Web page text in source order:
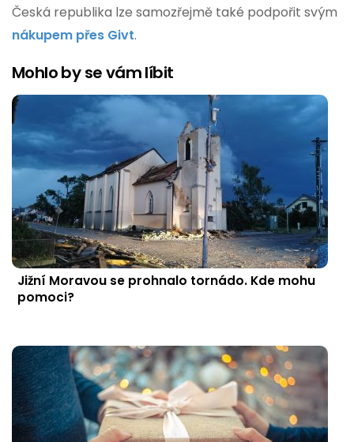
Česká republika lze samozřejmě také podpořit svým
nákupem přes Givt.
Mohlo by se vám líbit
Jižní Moravou se prohnalo tornádo. Kde mohu
pomoci?